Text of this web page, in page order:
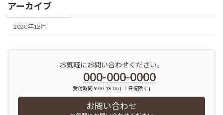
アーカイブ
2020年12月
お気軽にお問い合わせください。
000-000-0000
受付時間 9:00-18:00 [ 土日祝除く ]
お問い合わせ